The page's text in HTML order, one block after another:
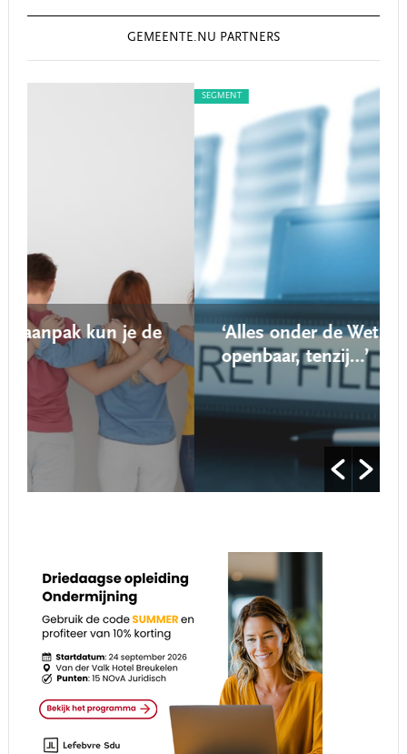
GEMEENTE.NU PARTNERS
‘Alles onder de Wet open overheid is
openbaar, tenzij…’